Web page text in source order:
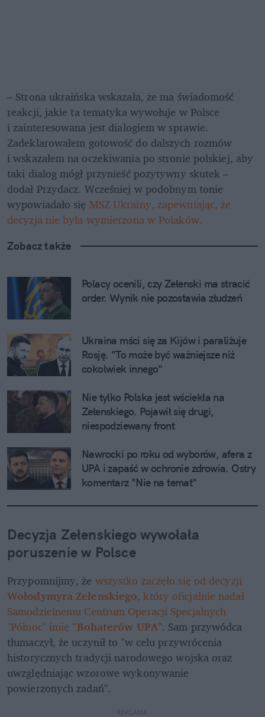
– Strona ukraińska wskazała, że ma świadomość
reakcji, jakie ta tematyka wywołuje w Polsce
i zainteresowana jest dialogiem w sprawie.
Zadeklarowałem gotowość do dalszych rozmów
i wskazałem na oczekiwania po stronie polskiej, aby
taki dialog mógł przynieść pozytywny skutek –
dodał Przydacz. Wcześniej w podobnym tonie
wypowiadało się MSZ Ukrainy, zapewniając, że
decyzja nie była wymierzona w Polaków.
Zobacz także
Polacy ocenili, czy Zełenski ma stracić
order. Wynik nie pozostawia złudzeń
Ukraina mści się za Kijów i paraliżuje
Rosję. "To może być ważniejsze niż
cokolwiek innego"
Nie tylko Polska jest wściekła na
Zełenskiego. Pojawił się drugi,
niespodziewany front
Nawrocki po roku od wyborów, afera z
UPA i zapaść w ochronie zdrowia. Ostry
komentarz "Nie na temat"
Decyzja Zełenskiego wywołała
poruszenie w Polsce
Przypomnijmy, że
wszystko zaczęło się od decyzji
Wołodymyra Zełenskiego, który oficjalnie nadał
Samodzielnemu Centrum Operacji Specjalnych
"Północ" imię "Bohaterów UPA". Sam przywódca
tłumaczył, że uczynił to "w celu przywrócenia
historycznych tradycji narodowego wojska oraz
uwzględniając wzorowe wykonywanie
powierzonych zadań".
REKLAMA